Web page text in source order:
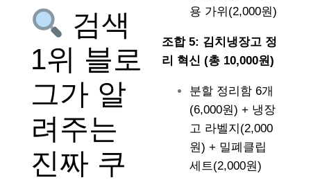
검색
1위 블로
그가 알
려주는
진짜 쿠
용 가위(2,000원)
조합 5: 김치냉장고 정
리 혁신 (총 10,000원)
분할 정리함 6개
(6,000원) + 냉장
고 라벨지(2,000
원) + 밀폐클립
세트(2,000원)